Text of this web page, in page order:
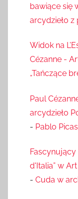
bawiące się
arcydzieło z
Widok na
Cézanne -
„Tańczące
Paul
arcydzieło
- Pablo
Fascynujący
d'Italia” w
- Cuda w